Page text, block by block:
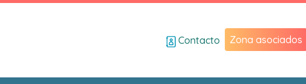
Contacto Zona asociados